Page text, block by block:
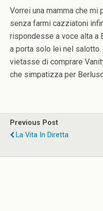
Vorrei una mamma che
senza farmi cazziatoni
rispondesse a voce alta a
a porta solo lei nel salotto.
vietasse di comprare
che simpatizza per
Previous Post
La Vita In Diretta